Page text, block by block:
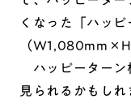
くなった「ハッ
（
ハッピーターン
見られるかもしれ